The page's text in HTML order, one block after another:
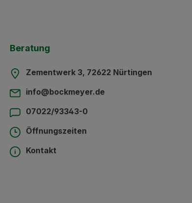
Beratung
Zementwerk 3, 72622 Nürtingen
info@bockmeyer.de
07022/93343-0
Öffnungszeiten
Kontakt